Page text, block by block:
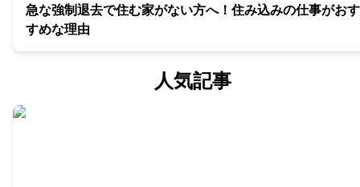
急な強制退去で住む家がない方へ！住み込みの仕事がおす
すめな理由
人気記事